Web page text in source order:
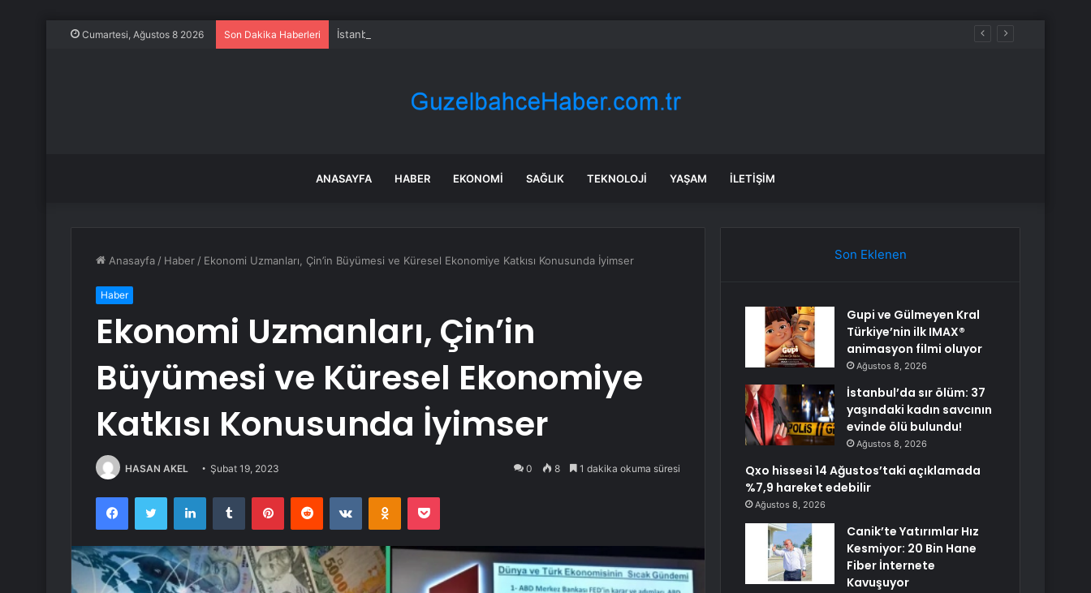
Cumartesi, Ağustos 8 2026 Son Dakika Haberleri İstanbul’da sır ölüm: 37 yaşındaki kadın savcının evinde ölü bulundu!
ANASAYFA HABER EKONOMI SAĞLIK TEKNOLOJI YAŞAM İLETIŞIM
Anasayfa / Haber / Ekonomi Uzmanları, Çin’in Büyümesi ve Küresel Ekonomiye Katkısı Konusunda İyimser
Haber
Ekonomi Uzmanları, Çin’in
Büyümesi ve Küresel Ekonomiye
Katkısı Konusunda İyimser
HASAN AKEL Şubat 19, 2023 0 8 1 dakika okuma süresi
FacebookTwitter LinkedInTumblr PinterestReddit VKontakteOdnoklassniki
Pocket
Son Eklenen
Gupi ve Gülmeyen Kral
Türkiye’nin ilk IMAX®
animasyon filmi oluyor
Ağustos 8, 2026
İstanbul’da sır ölüm: 37
yaşındaki kadın savcının
evinde ölü bulundu!
Ağustos 8, 2026
Qxo hissesi 14 Ağustos’taki açıklamada
%7,9 hareket edebilir
Ağustos 8, 2026
Canik’te Yatırımlar Hız
Kesmiyor: 20 Bin Hane
Fiber İnternete
Kavuşuyor